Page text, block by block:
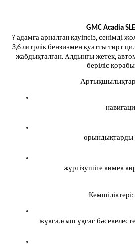
GMC Acadia SLE
7 адамға арналған қауіпсіз, сенімді
3,6 литрлік бензинмен қуатты төрт
жабдықталған. Алдыңғы жетек,
беріліс
жүргізушіге көмек
Кемшіліктері:
жүксалғыш ұқсас